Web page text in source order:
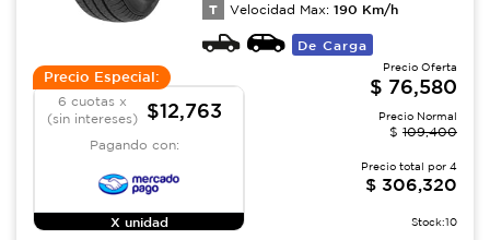
T Velocidad Max: 190 Km/h
De Carga
Precio Especial:
6 cuotas x
(sin intereses)
$12,763
Pagando con:
X unidad
Precio Oferta
$ 76,580
Precio Normal
$ 109,400
Precio total por 4
$ 306,320
Stock:10